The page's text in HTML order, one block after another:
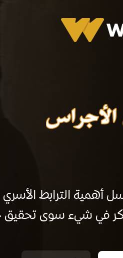
أهمية الترابط الأسري
في شيء سوى تحقيق